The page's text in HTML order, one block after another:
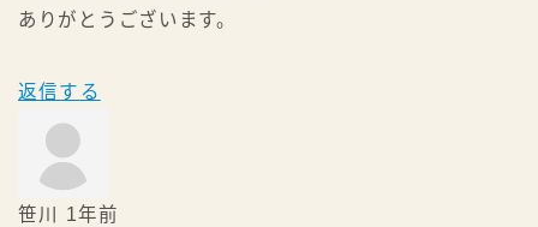
ありがとうございます。
返信する
笹川 1年前